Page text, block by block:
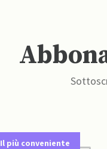
Il più conveniente